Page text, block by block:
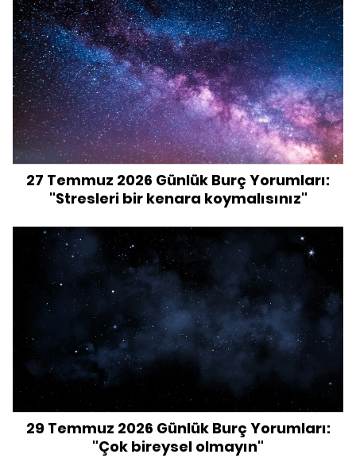
27 Temmuz 2026 Günlük Burç Yorumları:
"Stresleri bir kenara koymalısınız"
29 Temmuz 2026 Günlük Burç Yorumları:
"Çok bireysel olmayın"